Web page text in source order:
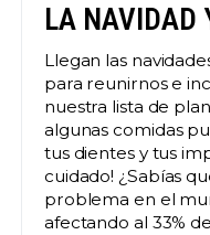
LA NAVIDAD
Llegan las
para reunirnos e
nuestra lista de
algunas comidas
tus dientes y tus
cuidado! ¿Sabías
problema en el
afectando al 33%